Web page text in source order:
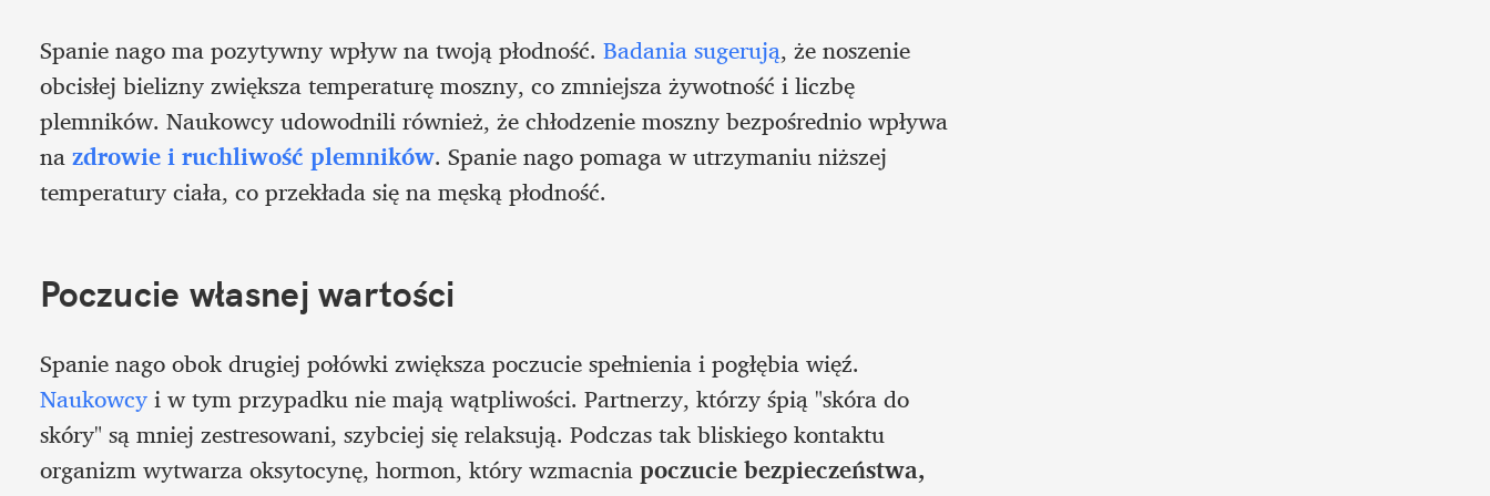
Spanie nago ma pozytywny wpływ na twoją płodność. Badania sugerują, że noszenie
obcisłej bielizny zwiększa temperaturę moszny, co zmniejsza żywotność i liczbę
plemników. Naukowcy udowodnili również, że chłodzenie moszny bezpośrednio wpływa
na zdrowie i ruchliwość plemników. Spanie nago pomaga w utrzymaniu niższej
temperatury ciała, co przekłada się na męską płodność.
Poczucie własnej wartości
Naukowcy i w tym przypadku nie mają wątpliwości. Partnerzy, którzy śpią "skóra do
skóry" są mniej zestresowani, szybciej się relaksują. Podczas tak bliskiego kontaktu
organizm wytwarza oksytocynę, hormon, który wzmacnia poczucie bezpieczeństwa,